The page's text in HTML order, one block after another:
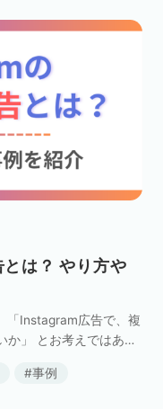
は？ やり方や
「Instagram広告で、複
か」 とお考えではあり
事例